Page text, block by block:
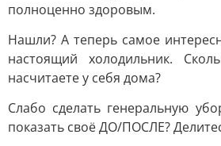
полноценно здоровым.
Нашли? А теперь самое
настоящий холодильник.
насчитаете у себя дома?
Слабо сделать генеральную
показать своё ДО/ПОСЛЕ?